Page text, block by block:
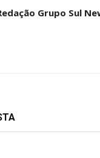
Grupo Sul